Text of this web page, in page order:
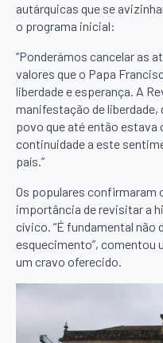
autárquicas que se
o programa inicial:
“Ponderámos cancelar as
valores que o Papa
liberdade e esperança. A
manifestação de liberdade,
povo que até então estava
continuidade a este
país.”
Os populares confirmaram
importância de revisitar a
cívico. “É fundamental não
esquecimento”, comentou
um cravo oferecido.